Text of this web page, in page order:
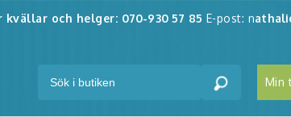
kvällar och helger: 070-930 57 85 E-post: n
Min